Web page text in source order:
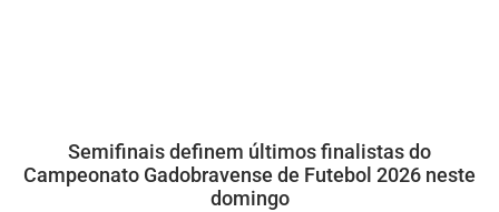
Semifinais definem últimos finalistas do
Campeonato Gadobravense de Futebol 2026 neste
domingo